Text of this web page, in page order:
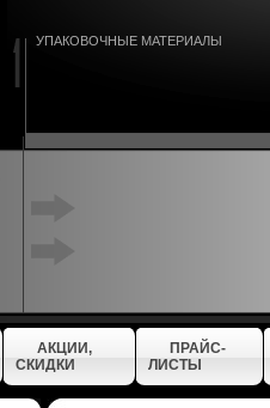
УПАКОВОЧНЫЕ МАТЕРИАЛЫ
АКЦИИ,
СКИДКИ
ПРАЙС-
ЛИСТЫ